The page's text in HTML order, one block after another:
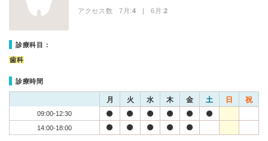
アクセス数 7月:4 | 6月:2
診療科目：
歯科
診療時間
月 火 水 木 金 土 日 祝
09:00-12:30
14:00-18:00